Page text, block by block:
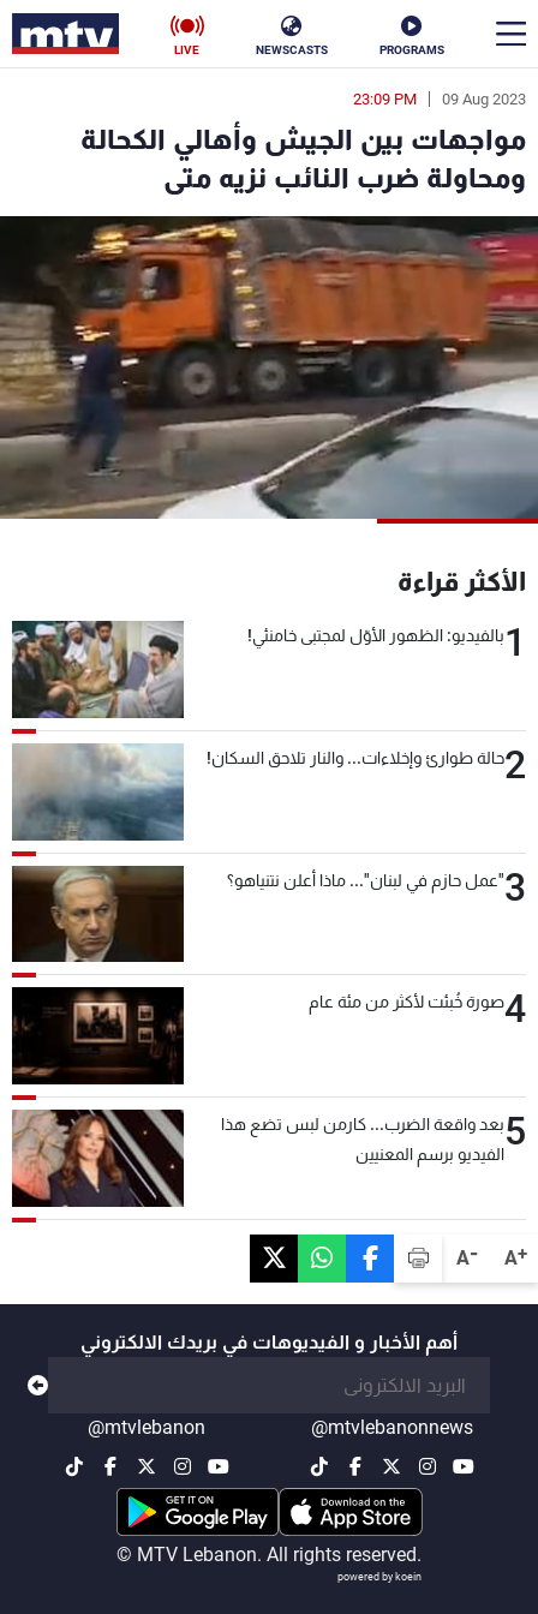
PROGRAMS
NEWSCASTS
LIVE
A+
A-
09 Aug 2023
23:09 PM
مواجهات بين الجيش وأهالي الكحالة
ومحاولة ضرب النائب نزيه متى
الأكثر قراءة
1بالفيديو: الظهور الأوّل لمجتبى خامنئي!
2حالة طوارئ وإخلاءات... والنار تلاحق السكان!
3"عمل حازم في لبنان"... ماذا أعلن نتنياهو؟
4صورة خُبئت لأكثر من مئة عام
5بعد واقعة الضرب... كارمن لبس تضع هذا
الفيديو برسم المعنيين
أهم الأخبار و الفيديوهات في بريدك الالكتروني
@mtvlebanonnews
@mtvlebanon
© MTV Lebanon. All rights reserved.
powered by koein
en
الأخبار
سياسة ناس
إقتصاد فن
منوعات رياضة
كأس العالم
شاهد البرامج
الترددات
سياسة الخصوصية